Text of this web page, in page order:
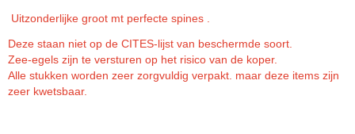
Uitzonderlijke groot mt perfecte spines .
Deze staan niet op de CITES-lijst van beschermde soort.
Zee-egels zijn te versturen op het risico van de koper.
Alle stukken worden zeer zorgvuldig verpakt. maar deze items zijn
zeer kwetsbaar.